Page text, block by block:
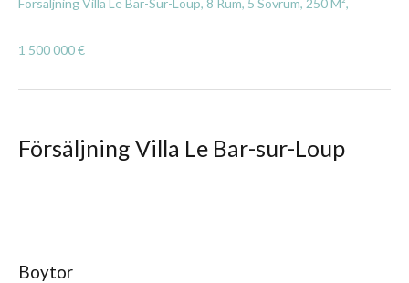
Försäljning Villa Le Bar-Sur-Loup, 8 Rum, 5 Sovrum, 250 M²,
1 500 000 €
Försäljning Villa Le Bar-sur-Loup
Boytor